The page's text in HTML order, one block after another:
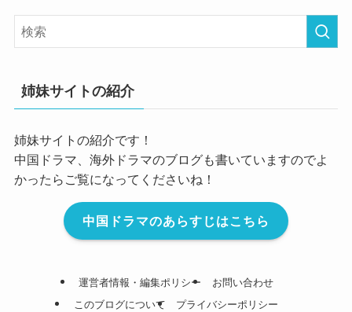
姉妹サイトの紹介
姉妹サイトの紹介です！
中国ドラマ、海外ドラマのブログも書いていますのでよ
かったらご覧になってくださいね！
中国ドラマのあらすじはこちら
運営者情報・編集ポリシー
お問い合わせ
このブログについて
プライバシーポリシー